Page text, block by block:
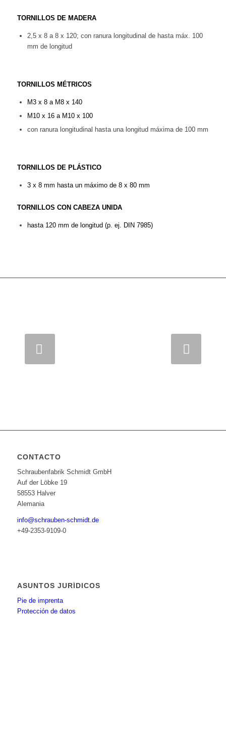
TORNILLOS DE MADERA
2,5 x 8 a 8 x 120; con ranura longitudinal de hasta máx. 100
mm de longitud
TORNILLOS MÉTRICOS
M3 x 8 a M8 x 140
M10 x 16 a M10 x 100
con ranura longitudinal hasta una longitud máxima de 100 mm
TORNILLOS DE PLÁSTICO
3 x 8 mm hasta un máximo de 8 x 80 mm
TORNILLOS CON CABEZA UNIDA
hasta 120 mm de longitud (p. ej. DIN 7985)
CONTACTO
Schraubenfabrik Schmidt GmbH
Auf der Löbke 19
58553 Halver
Alemania
info@schrauben-schmidt.de
+49-2353-9109-0
ASUNTOS JURÍDICOS
Pie de imprenta
Protección de datos